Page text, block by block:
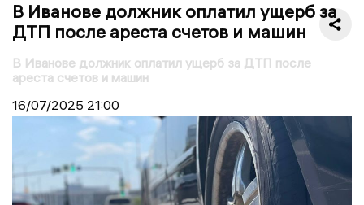
В Иванове должник оплатил ущерб за
ДТП после ареста счетов и машин
В Иванове должник оплатил ущерб за ДТП после
ареста счетов и машин
16/07/2025 21:00